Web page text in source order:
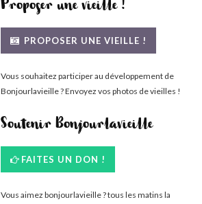
Proposer une vieille !
PROPOSER UNE VIEILLE !
Vous souhaitez participer au développement de
Bonjourlavieille ? Envoyez vos photos de vieilles !
Soutenir Bonjourlavieille
FAITES UN DON !
Vous aimez bonjourlavieille ? tous les matins la